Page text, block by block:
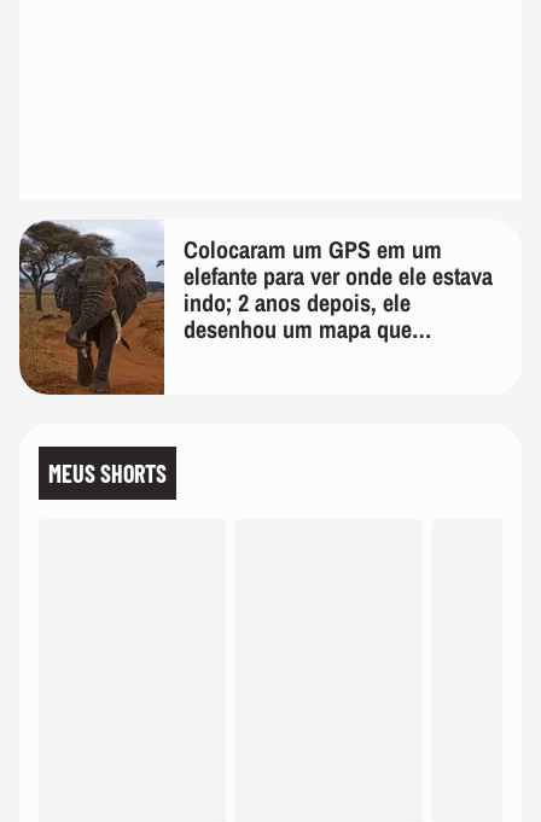
Colocaram um GPS em um
elefante para ver onde ele estava
indo; 2 anos depois, ele
desenhou um mapa que
MEUS SHORTS